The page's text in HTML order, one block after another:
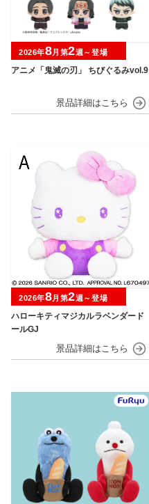
アニメ「鬼滅の刃」 ちびぐるみvol.9
2026年8月第2週～登場
ハローキティマジカルラベンダード
ールGJ
2026年8月第2週～登場